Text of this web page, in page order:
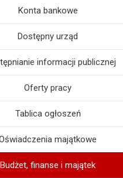
Konta bankowe
Dostępny urząd
informacji publicznej
Oferty pracy
Tablica ogłoszeń
majątkowe
Budżet, finanse i majątek